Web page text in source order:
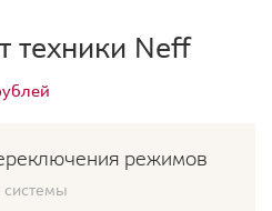
техники Neff
режимов
системы